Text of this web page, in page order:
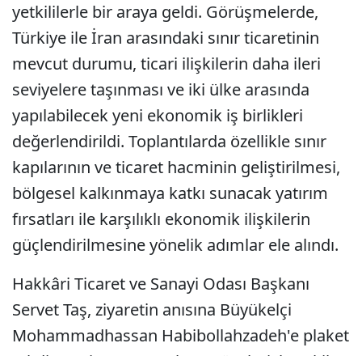
yetkililerle bir araya geldi. Görüşmelerde,
Türkiye ile İran arasındaki sınır ticaretinin
mevcut durumu, ticari ilişkilerin daha ileri
seviyelere taşınması ve iki ülke arasında
yapılabilecek yeni ekonomik iş birlikleri
değerlendirildi. Toplantılarda özellikle sınır
kapılarının ve ticaret hacminin geliştirilmesi,
bölgesel kalkınmaya katkı sunacak yatırım
fırsatları ile karşılıklı ekonomik ilişkilerin
güçlendirilmesine yönelik adımlar ele alındı.
Hakkâri Ticaret ve Sanayi Odası Başkanı
Servet Taş, ziyaretin anısına Büyükelçi
Mohammadhassan Habibollahzadeh'e plaket